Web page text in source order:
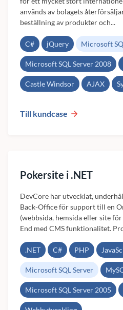
används av bolagets
beställning av produkter och...
C# jQuery Microsoft
Microsoft SQL Server 2008
Castle Windsor AJAX
Till kundcase
Pokersite i .NET
DevCore har utvecklat,
Back-Office för support till en
(webbsida, hemsida eller site
End med CMS funktionalitet.
.NET C# PHP
Microsoft SQL Server
Microsoft SQL Server 2005